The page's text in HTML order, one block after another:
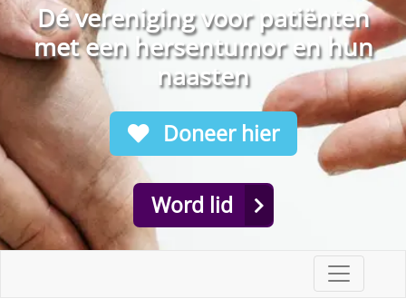
Dé vereniging voor patiënten
met een hersentumor en hun
naasten
Doneer hier
Word lid